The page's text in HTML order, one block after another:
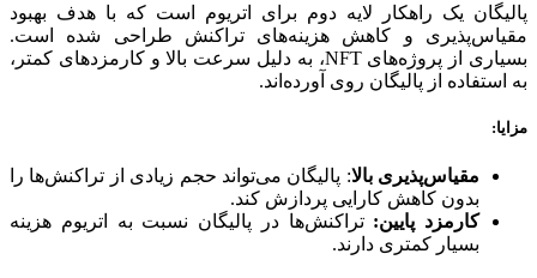
پالیگان یک راهکار لایه دوم برای اتریوم است که با هدف بهبود
مقیاس‌پذیری و کاهش هزینه‌های تراکنش طراحی شده است.
بسیاری از پروژه‌های NFT، به دلیل سرعت بالا و کارمزدهای کمتر،
به استفاده از پالیگان روی آورده‌اند.
مزایا:
مقیاس‌پذیری بالا: پالیگان می‌تواند حجم زیادی از تراکنش‌ها را
بدون کاهش کارایی پردازش کند.
کارمزد پایین: تراکنش‌ها در پالیگان نسبت به اتریوم هزینه
بسیار کمتری دارند.